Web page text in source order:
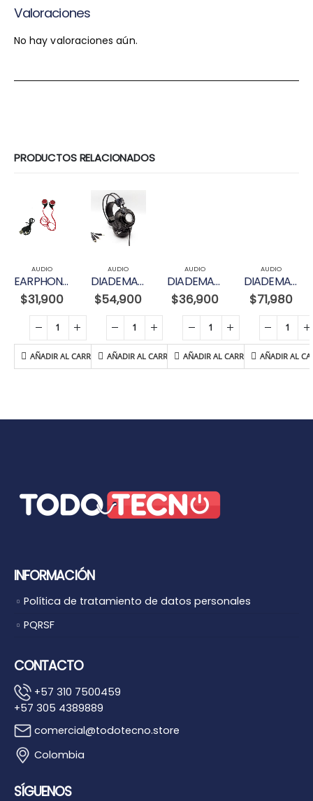
Valoraciones
No hay valoraciones aún.
PRODUCTOS RELACIONADOS
AUDIO
EARPHONE 4.0 BLUETOOTH
$31,900
AÑADIR AL CARRITO
AUDIO
DIADEMA H8 (LED CIRCULAR)
$54,900
AÑADIR AL CARRITO
AUDIO
DIADEMA WIRELESS B-05
$36,900
AÑADIR AL CARRITO
AUDIO
DIADEMA (M5 -H5 ) USB + 2 PLUG
$71,980
AÑADIR AL
INFORMACIÓN
Política de tratamiento de datos personales
PQRSF
CONTACTO
+57 310 7500459
+57 305 4389889
comercial@todotecno.store
Colombia
SÍGUENOS